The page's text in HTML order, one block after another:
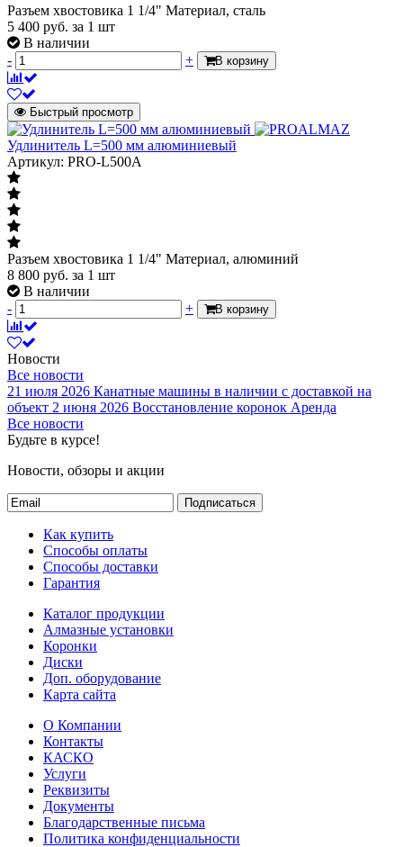
Разъем хвостовика 1 1/4" Материал, сталь
5 400 руб. за 1 шт
В наличии
-
+ В корзину
Быстрый просмотр
Удлинитель L=500 мм алюминиевый
Артикул: PRO-L500A
Разъем хвостовика 1 1/4" Материал, алюминий
8 800 руб. за 1 шт
В наличии
-
+ В корзину
Новости
Все новости
21 июля 2026 Канатные машины в наличии с доставкой на
объект 2 июня 2026 Восстановление коронок Аренда
Все новости
Будьте в курсе!
Новости, обзоры и акции
Подписаться
Как купить
Способы оплаты
Способы доставки
Гарантия
Каталог продукции
Алмазные установки
Коронки
Диски
Доп. оборудование
Карта сайта
О Компании
Контакты
КАСКО
Услуги
Реквизиты
Документы
Благодарственные письма
Политика конфиденциальности